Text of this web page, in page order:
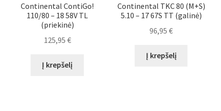
Continental ContiGo!
110/80 – 18 58V TL
(priekinė)
125,95 €
Į krepšelį
Continental TKC 80 (M+S)
5.10 – 17 67S TT (galinė)
96,95€
Į krepšelį